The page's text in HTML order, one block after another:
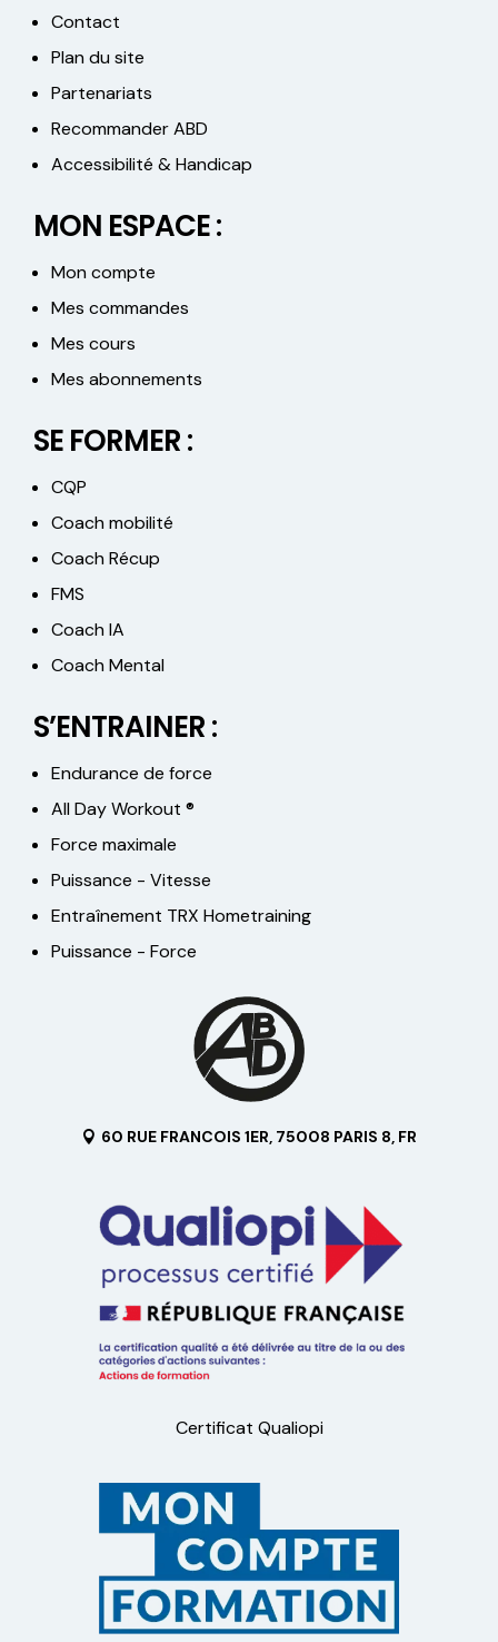
Contact
Plan du site
Partenariats
Recommander ABD
Accessibilité & Handicap
MON ESPACE :
Mon compte
Mes commandes
Mes cours
Mes abonnements
SE FORMER :
CQP
Coach mobilité
Coach Récup
FMS
Coach IA
Coach Mental
S’ENTRAINER :
Endurance de force
All Day Workout ®
Force maximale
Puissance - Vitesse
Entraînement TRX Hometraining
Puissance - Force
60 RUE FRANCOIS 1ER, 75008 PARIS 8, FR
Certificat Qualiopi